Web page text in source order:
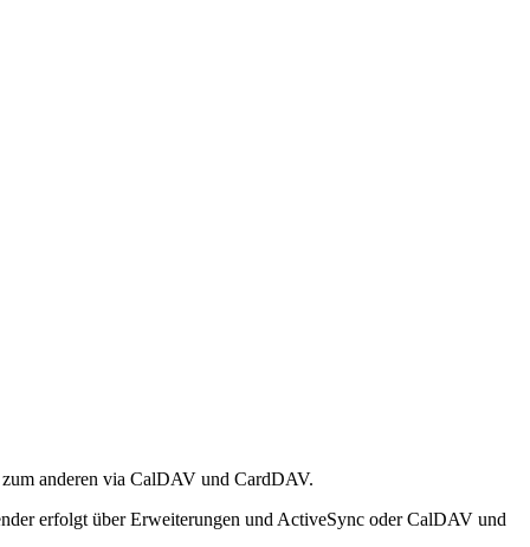
anderen via CalDAV und CardDAV.
erfolgt über Erweiterungen und ActiveSync oder CalDAV und